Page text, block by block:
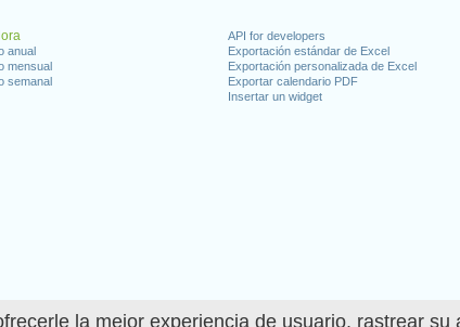
la mejor experiencia de usuario, rastrear
anual
mensual
semanal
API for developers
Exportación estándar de Excel
Exportación personalizada de Excel
Exportar calendario PDF
Insertar un widget